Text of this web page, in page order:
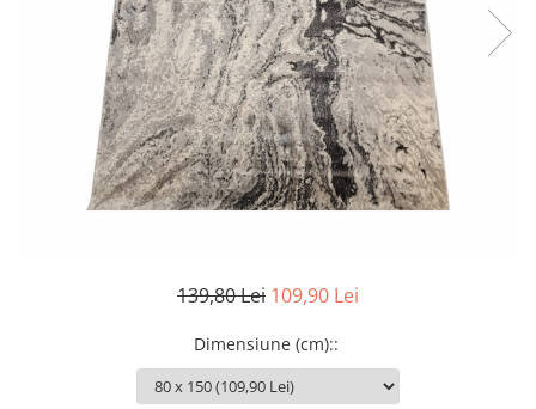
139,80 Lei 109,90 Lei
Dimensiune (cm)::